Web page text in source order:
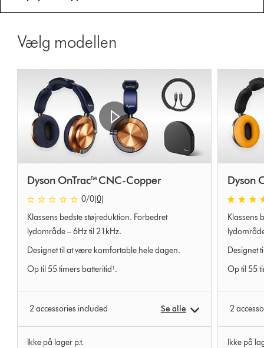
Vælg modellen
Dyson OnTrac™ CNC-Copper
0 stjerner af 5 fra 0 Ratings
0/0(0)
Klassens bedste støjreduktion. Forbedret
lydområde – 6Hz til 21kHz.
Designet til at være komfortable hele dagen.
Op til 55 timers batteritid¹.
2 accessories included Se alle
Ikke på lager p.t.
Dyson
4.4
Klassens
Designet
Op til 55
2
Ikke på